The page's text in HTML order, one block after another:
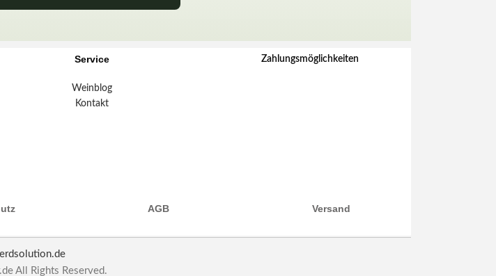
Service
Weinblog
Kontakt
Zahlungsmöglichkeiten
AGB Versand
All Rights Reserved.